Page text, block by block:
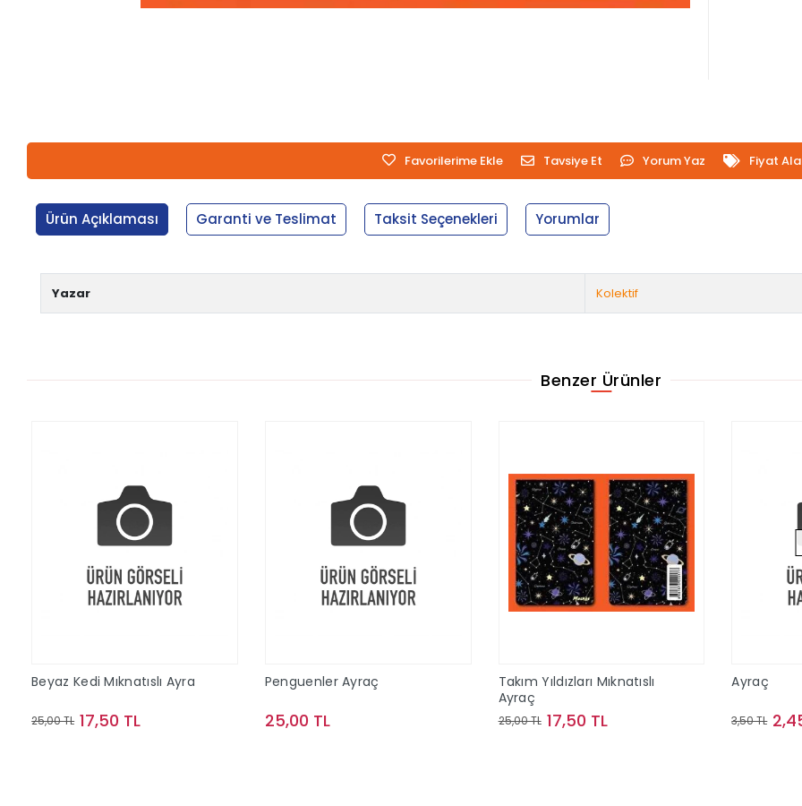
Favorilerime Ekle Tavsiye Et Yorum Yaz Fiyat
Ürün Açıklaması Garanti ve Teslimat Taksit Seçenekleri Yorumlar
Yazar Kolektif
Benzer Ürünler
Beyaz Kedi Mıknatıslı Ayra
25,00 TL 17,50 TL
Penguenler Ayraç
25,00 TL
Takım Yıldızları Mıknatıslı
Ayraç
25,00 TL 17,50 TL
Ayraç
3,50 TL